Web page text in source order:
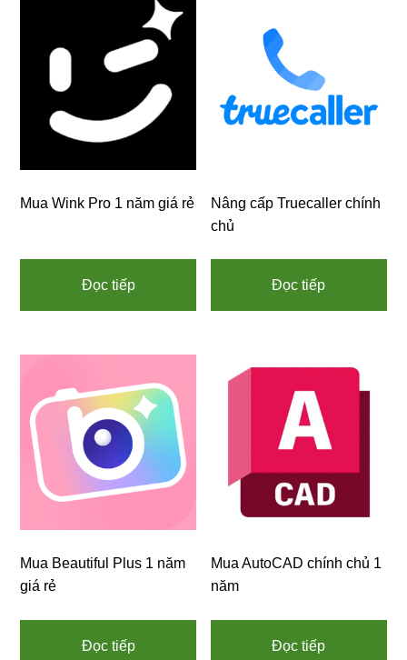
Mua Wink Pro 1 năm giá rẻ
Đọc tiếp
Nâng cấp Truecaller chính
chủ
Đọc tiếp
Mua Beautiful Plus 1 năm
giá rẻ
Đọc tiếp
Mua AutoCAD chính chủ 1
năm
Đọc tiếp